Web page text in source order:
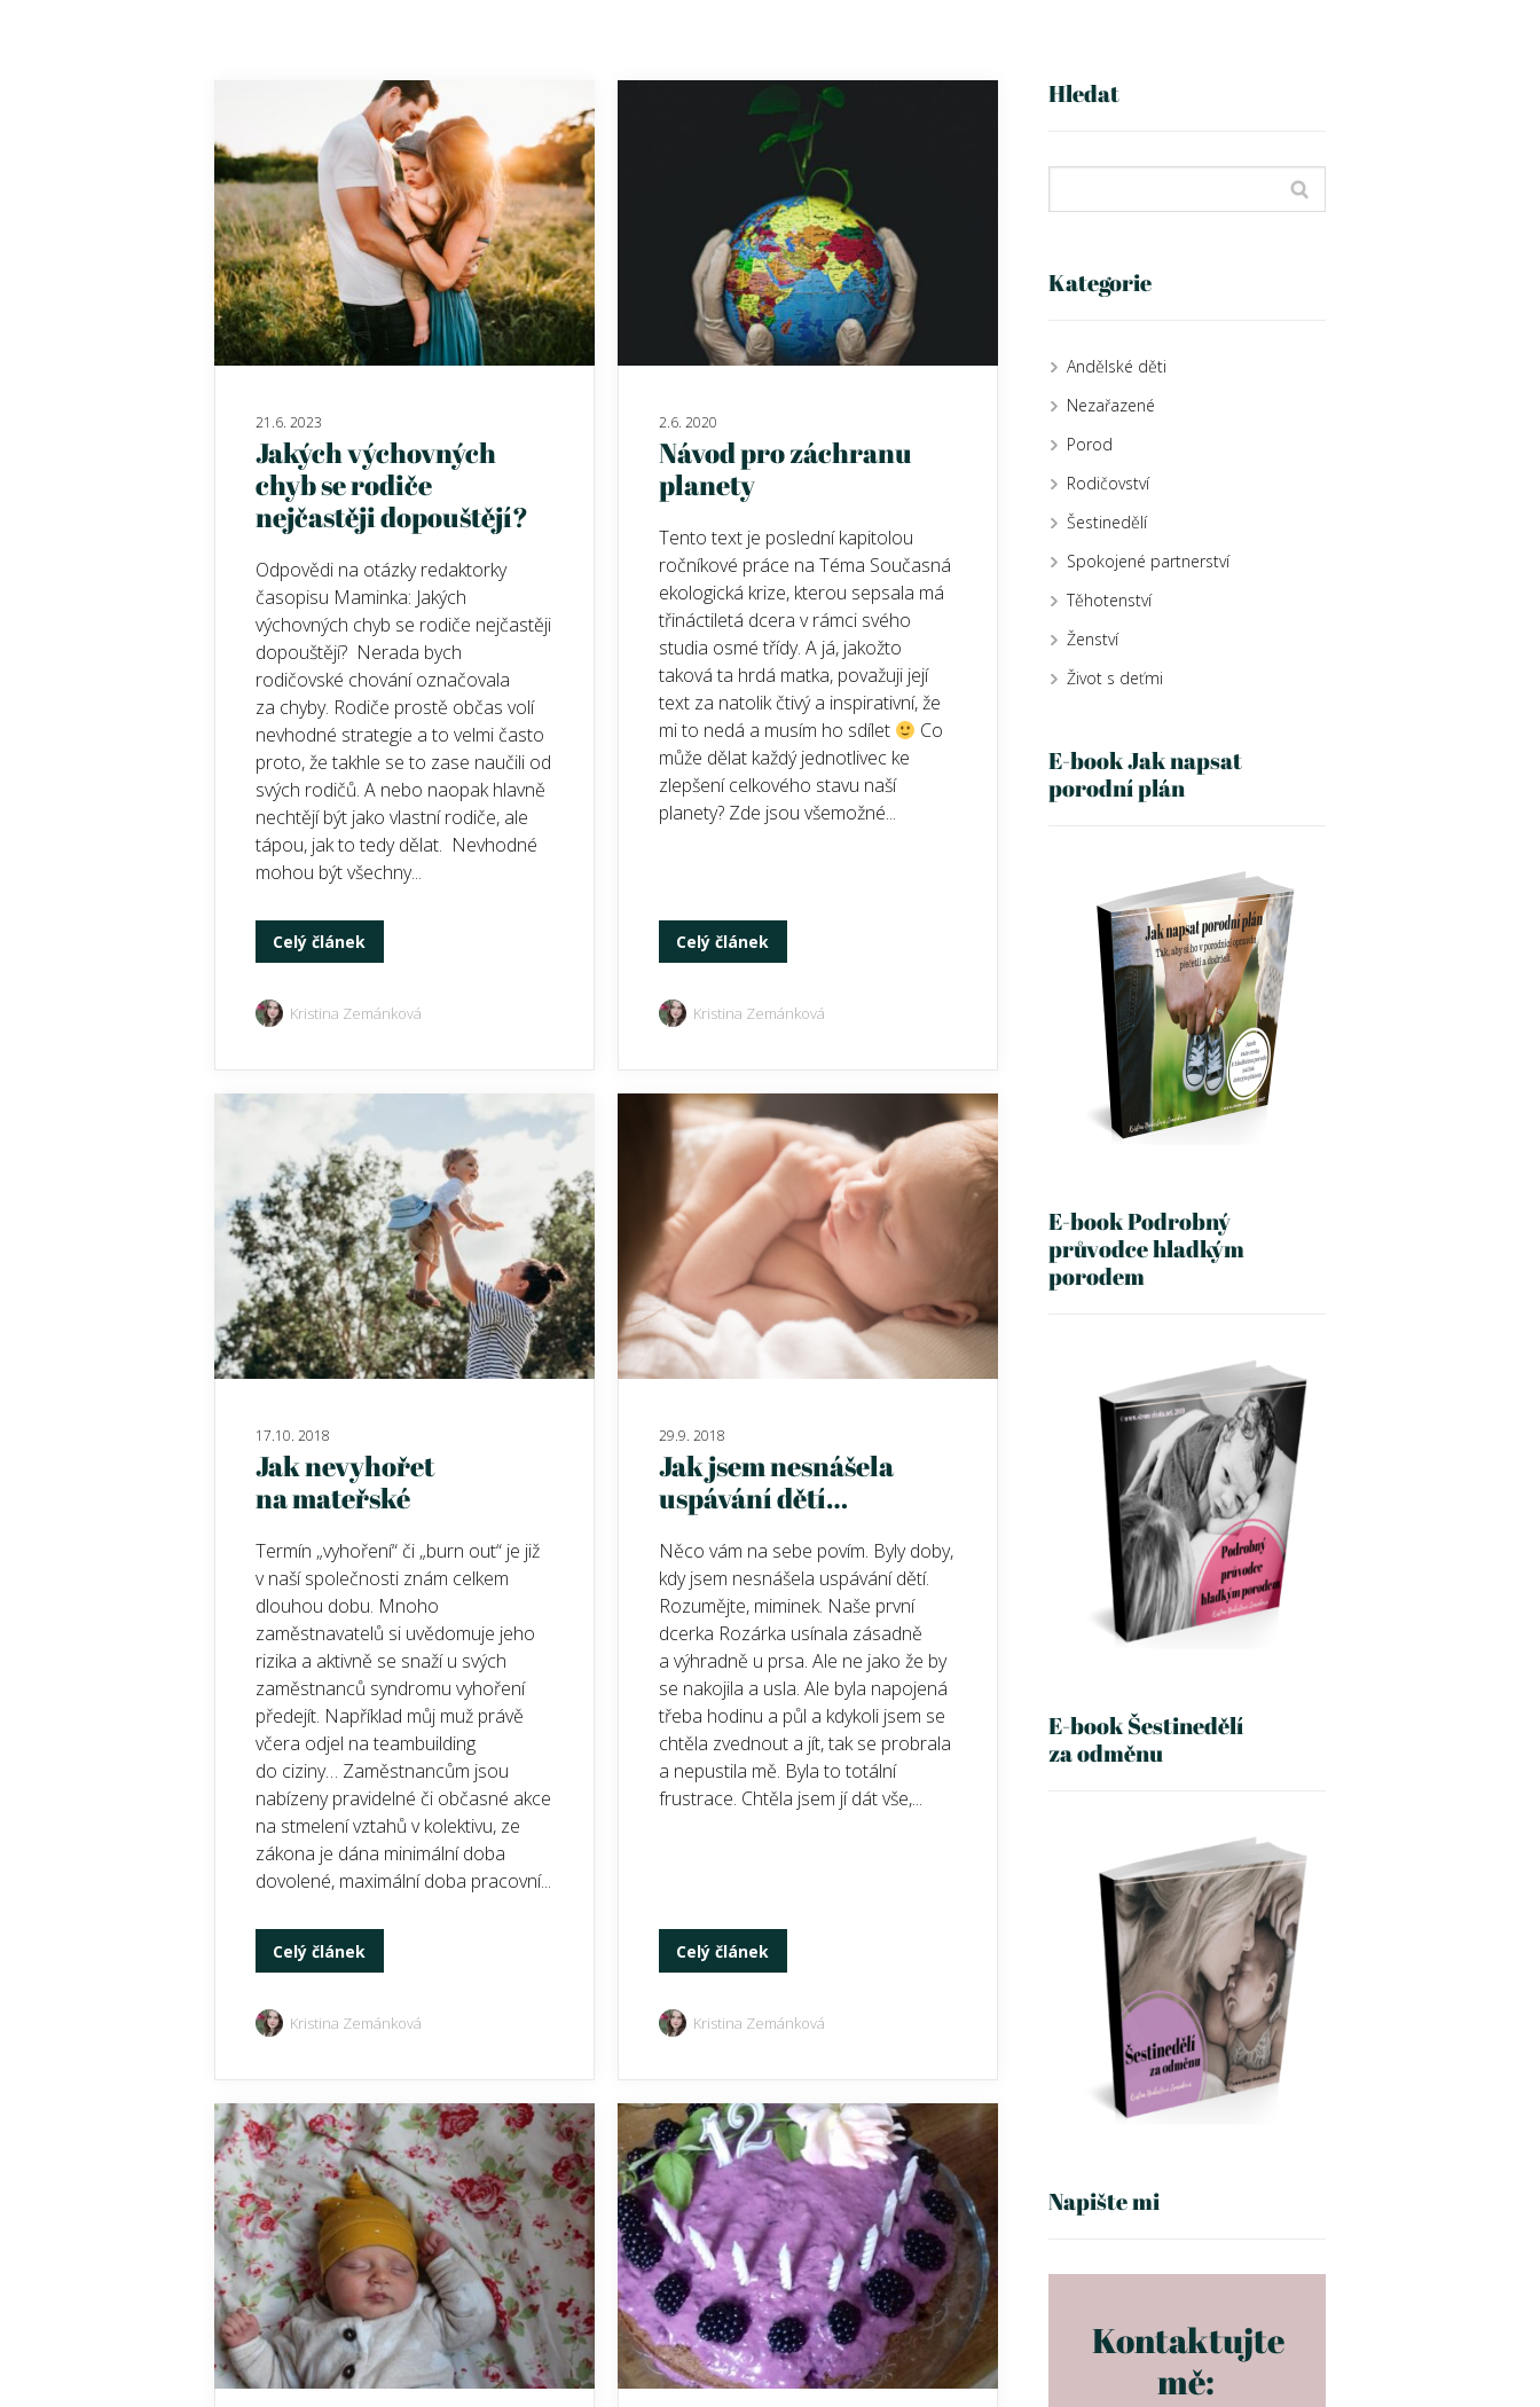
21.6. 2023
Jakých výchovných
chyb se rodiče
nejčastěji dopouštějí?
Odpovědi na otázky redaktorky
časopisu Maminka: Jakých
výchovných chyb se rodiče nejčastěji
dopouštějí? Nerada bych
rodičovské chování označovala
za chyby. Rodiče prostě občas volí
nevhodné strategie a to velmi často
proto, že takhle se to zase naučili od
svých rodičů. A nebo naopak hlavně
nechtějí být jako vlastní rodiče, ale
tápou, jak to tedy dělat. Nevhodné
mohou být všechny...
Celý článek
Kristina Zemánková
2.6. 2020
Návod pro záchranu
planety
Tento text je poslední kapitolou
ročníkové práce na Téma Současná
ekologická krize, kterou sepsala má
třináctiletá dcera v rámci svého
studia osmé třídy. A já, jakožto
taková ta hrdá matka, považuji její
text za natolik čtivý a inspirativní, že
mi to nedá a musím ho sdílet
Co
může dělat každý jednotlivec ke
zlepšení celkového stavu naší
planety? Zde jsou všemožné...
Celý článek
Kristina Zemánková
17.10. 2018
Jak nevyhořet
na mateřské
Termín „vyhoření“ či „burn out“ je již
v naší společnosti znám celkem
dlouhou dobu. Mnoho
zaměstnavatelů si uvědomuje jeho
rizika a aktivně se snaží u svých
zaměstnanců syndromu vyhoření
předejít. Například můj muž právě
včera odjel na teambuilding
do ciziny… Zaměstnancům jsou
nabízeny pravidelné či občasné akce
na stmelení vztahů v kolektivu, ze
zákona je dána minimální doba
dovolené, maximální doba pracovní...
Celý článek
Kristina Zemánková
29.9. 2018
Jak jsem nesnášela
uspávání dětí…
Něco vám na sebe povím. Byly doby,
kdy jsem nesnášela uspávání dětí.
Rozumějte, miminek. Naše první
dcerka Rozárka usínala zásadně
a výhradně u prsa. Ale ne jako že by
se nakojila a usla. Ale byla napojená
třeba hodinu a půl a kdykoli jsem se
chtěla zvednout a jít, tak se probrala
a nepustila mě. Byla to totální
frustrace. Chtěla jsem jí dát vše,...
Celý článek
Kristina Zemánková
Hledat
Kategorie
Andělské děti
Nezařazené
Porod
Rodičovství
Šestinedělí
Spokojené partnerství
Těhotenství
Ženství
Život s deťmi
E-book Jak napsat
porodní plán
E-book Podrobný
průvodce hladkým
porodem
E-book Šestinedělí
za odměnu
Napište mi
Kontaktujte
mě: